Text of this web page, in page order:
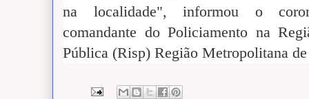
na localidade", informou o
comandante do Policiamento na
Pública (Risp) Região Metropolitana